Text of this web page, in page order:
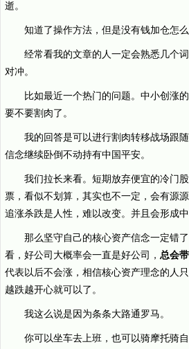
逝。
知道了操作方法，但是没有钱加仓怎
经常看我的文章的人一定会熟悉几个
对冲。
比如最近一个热门的问题。中小创涨
要不要割肉了。
我的回答是可以进行割肉转移战场跟
信念继续卧倒不动持有中国平安。
我们拉长来看。短期放弃便宜的冷门
票，看似不划算，其实也不一定，会有源
追涨杀跌是人性，难以改变。并且会形成中
那么坚守自己的核心资产信念一定错
看，好公司大概率会一直是好公司， 总会
代表以后不会涨，相信核心资产理念的人
越跌越开心就可以了。
我这么说是因为条条大路通罗马。
你可以坐车去上班，也可以骑摩托骑